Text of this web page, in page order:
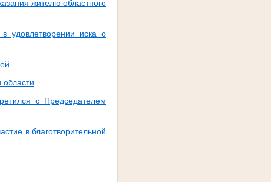
жителю областного
удовлетворении иска о
с Председателем
в благотворительной